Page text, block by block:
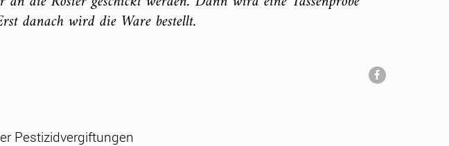
danach wird die Ware bestellt.
Pestizidvergiftungen